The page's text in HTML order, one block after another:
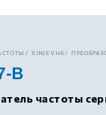
XINJE VH6
B
частоты